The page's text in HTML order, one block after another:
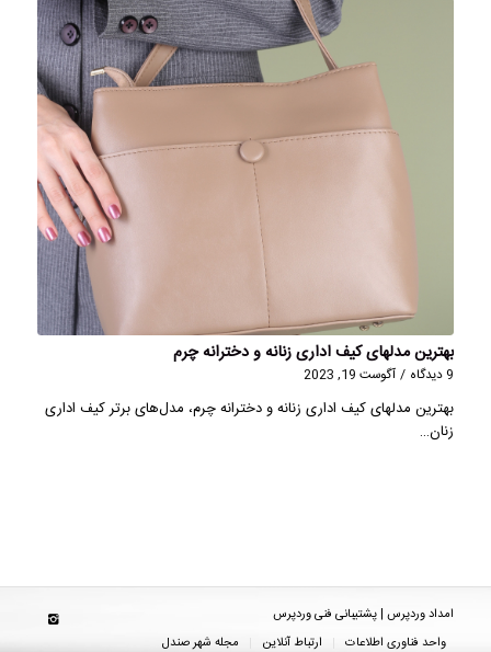
بهترین مدلهای کیف اداری زنانه و دخترانه چرم
9 دیدگاه / آگوست 19, 2023
بهترین مدلهای کیف اداری زنانه و دخترانه چرم، مدل‌های برتر کیف اداری
زنان…
امداد وردپرس | پشتیبانی فنی وردپرس
واحد فناوری اطلاعات
ارتباط آنلاین مجله شهر صندل